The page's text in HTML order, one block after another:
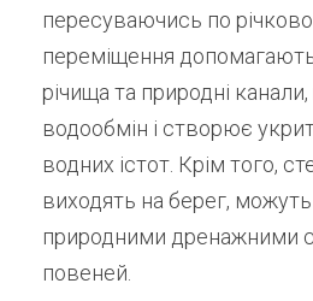
пересуваючись по
переміщення
річища та природні
водообмін і створює
водних істот. Крім того,
виходять на берег,
природними дренажними
повеней.